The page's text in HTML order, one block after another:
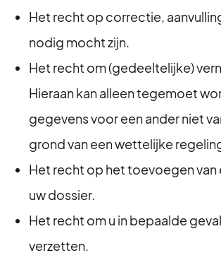
⁠Het recht op correctie,
nodig mocht zijn.
Het recht om (gedeeltelijke)
Hieraan kan alleen tegemoet
gegevens voor een ander niet
grond van een wettelijke
Het recht op het toevoegen van
uw dossier.
Het recht om u in bepaalde
verzetten.